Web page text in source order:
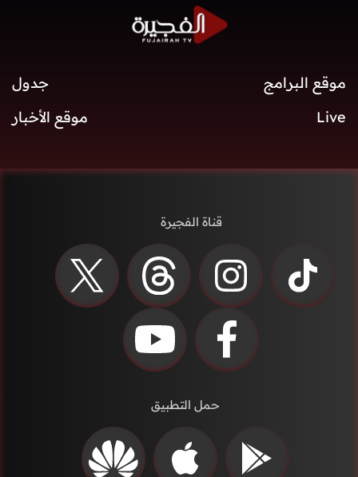
موقع البرامج
جدول
Live
موقع الأخبار
قناة الفجيرة
حمل التطبيق